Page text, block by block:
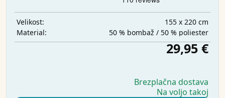
Velikost:
155 x 220 cm
Material:
50 % bombaž / 50 % poliester
29,95 €
Brezplačna dostava
Na voljo takoj